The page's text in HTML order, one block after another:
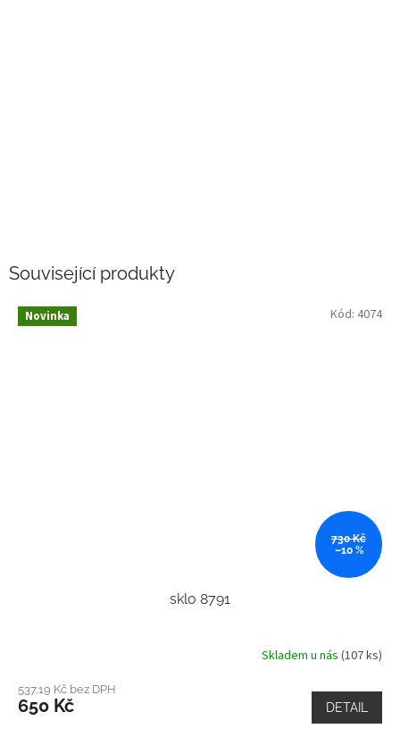
Související produkty
Novinka
730 Kč
–10 %
sklo 8791
Skladem u nás (107 ks)
537,19 Kč bez DPH
650 Kč DETAIL
Kód: 4074